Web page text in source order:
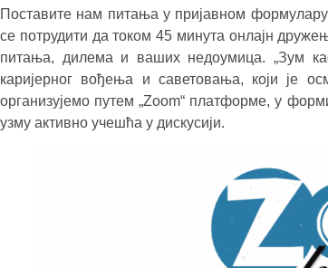
Поставите нам питања у пријавном
се потрудити да током 45 минута онлајн
питања, дилема и ваших недоумица. „Зум
каријерног вођења и саветовања, који је
организујемо путем „Zoom“ платформе, у
узму активно учешћа у дискусији.